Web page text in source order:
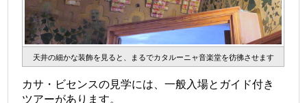
天井の細かな装飾を見ると、まるでカタルーニャ音楽堂を彷彿させます
カサ・ビセンスの見学には、一般入場とガイド付き
ツアーがあります。